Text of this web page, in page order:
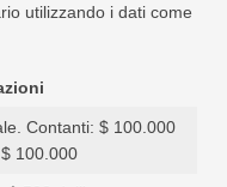
utilizzando i dati come
Contanti: $ 100.000
100.000